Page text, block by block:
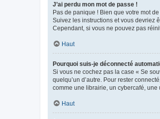
J’ai perdu mon mot de passe !
Pas de panique ! Bien que votre mot
Suivez les instructions et vous devriez
Cependant, si vous ne pouvez pas
Haut
Pourquoi suis-je déconnecté
Si vous ne cochez pas la case « Se
quelqu’un d’autre. Pour rester
comme une librairie, un cybercafé, une
Haut